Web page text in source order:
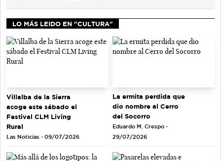
LO MÁS LEIDO EN "CULTURA"
Villalba de la Sierra
acoge este sábado el
Festival CLM Living
Rural
Las Noticias - 09/07/2026
La ermita perdida que
dio nombre al Cerro
del Socorro
Eduardo M. Crespo -
29/07/2026